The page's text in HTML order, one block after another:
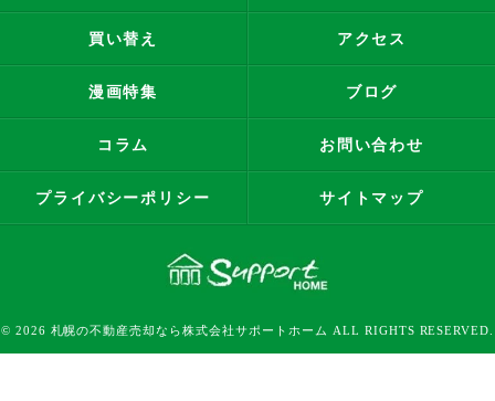
買い替え アクセス
漫画特集 ブログ
コラム お問い合わせ
プライバシーポリシー サイトマップ
© 2026 札幌の不動産売却なら株式会社サポートホーム ALL RIGHTS RESERVED.